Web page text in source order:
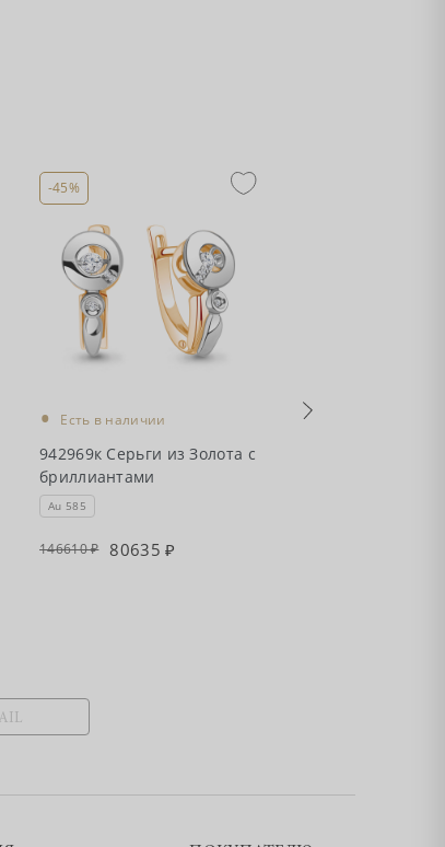
-45%
• Есть в наличии
942969к Серьги из Золота с
бриллиантами
Au 585
146610 80635